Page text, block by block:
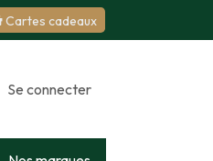
Cartes cadeaux
Se connecter